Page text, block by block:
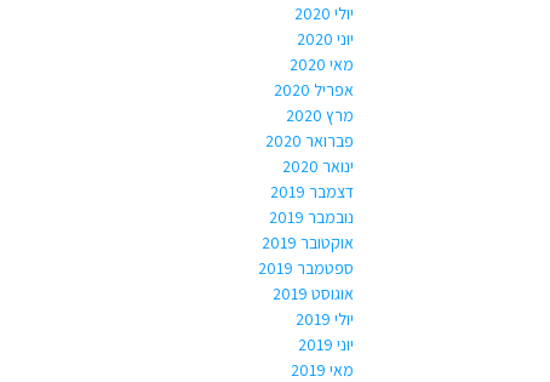
יולי 2020
יוני 2020
מאי 2020
אפריל 2020
מרץ 2020
פברואר 2020
ינואר 2020
דצמבר 2019
נובמבר 2019
אוקטובר 2019
ספטמבר 2019
אוגוסט 2019
יולי 2019
יוני 2019
מאי 2019